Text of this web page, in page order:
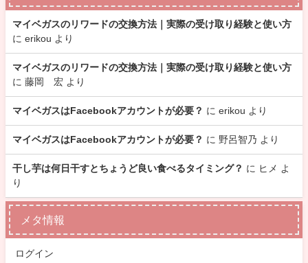
マイベガスのリワードの交換方法｜実際の受け取り経験と使い方
に erikou より
マイベガスのリワードの交換方法｜実際の受け取り経験と使い方
に 藤岡 宏 より
マイベガスはFacebookアカウントが必要？ に erikou より
マイベガスはFacebookアカウントが必要？ に 野呂智乃 より
干し芋は何日干すとちょうど良い食べるタイミング？ に ヒメ よ
り
メタ情報
ログイン